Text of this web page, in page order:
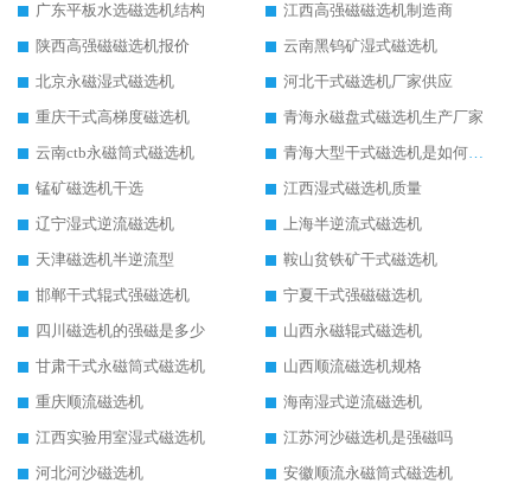
广东平板水选磁选机结构
江西高强磁磁选机制造商
陕西高强磁磁选机报价
云南黑钨矿湿式磁选机
北京永磁湿式磁选机
河北干式磁选机厂家供应
重庆干式高梯度磁选机
青海永磁盘式磁选机生产厂家
云南ctb永磁筒式磁选机
青海大型干式磁选机是如何选矿的
锰矿磁选机干选
江西湿式磁选机质量
辽宁湿式逆流磁选机
上海半逆流式磁选机
天津磁选机半逆流型
鞍山贫铁矿干式磁选机
邯郸干式辊式强磁选机
宁夏干式强磁磁选机
四川磁选机的强磁是多少
山西永磁辊式磁选机
甘肃干式永磁筒式磁选机
山西顺流磁选机规格
重庆顺流磁选机
海南湿式逆流磁选机
江西实验用室湿式磁选机
江苏河沙磁选机是强磁吗
河北河沙磁选机
安徽顺流永磁筒式磁选机